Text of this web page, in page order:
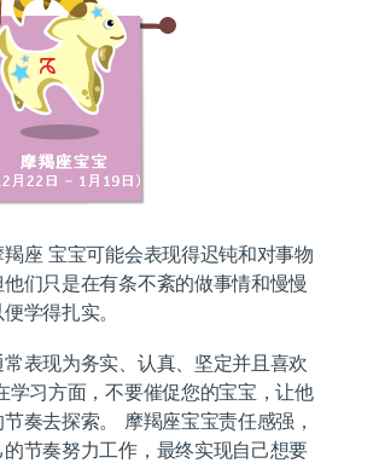
座 宝宝可能会表现得迟钝和对事物
们只是在有条不紊的做事情和慢慢
学得扎实。
表现为务实、认真、坚定并且喜欢
学习方面，不要催促您的宝宝，让他
奏去探索。 摩羯座宝宝责任感强，
节奏努力工作，最终实现自己想要